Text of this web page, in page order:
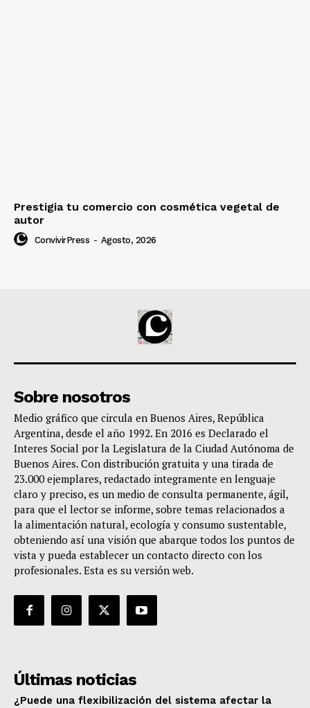
Prestigia tu comercio con cosmética vegetal de
autor
ConvivirPress - Agosto, 2026
Sobre nosotros
Medio gráfico que circula en Buenos Aires, República
Argentina, desde el año 1992. En 2016 es Declarado el
Interes Social por la Legislatura de la Ciudad Autónoma de
Buenos Aires. Con distribución gratuita y una tirada de
23.000 ejemplares, redactado integramente en lenguaje
claro y preciso, es un medio de consulta permanente, ágil,
para que el lector se informe, sobre temas relacionados a
la alimentación natural, ecología y consumo sustentable,
obteniendo así una visión que abarque todos los puntos de
vista y pueda establecer un contacto directo con los
profesionales. Esta es su versión web.
Últimas noticias
¿Puede una flexibilización del sistema afectar la